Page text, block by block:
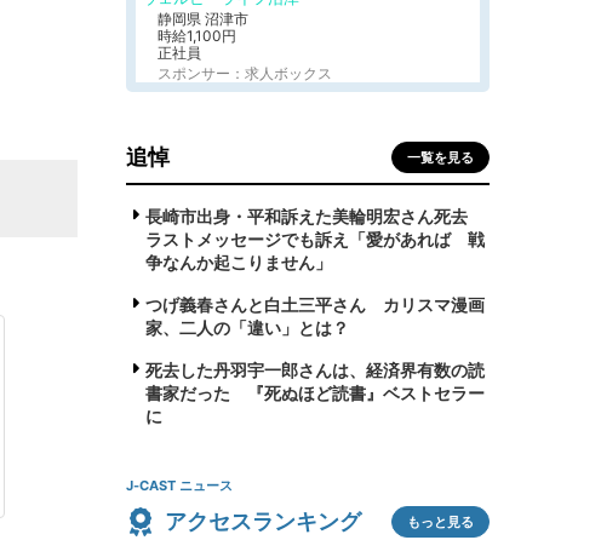
静岡県 沼津市
時給1,100円
正社員
スポンサー：求人ボックス
追悼 一覧を見る
長崎市出身・平和訴えた美輪明宏さん死去
ラストメッセージでも訴え「愛があれば 戦
争なんか起こりません」
つげ義春さんと白土三平さん カリスマ漫画
家、二人の「違い」とは？
死去した丹羽宇一郎さんは、経済界有数の読
書家だった 『死ぬほど読書』ベストセラー
に
J-CAST ニュース
アクセスランキング もっと見る